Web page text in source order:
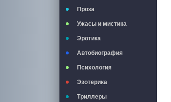
Проза
Ужасы и мистика
Эротика
Автобиография
Психология
Эзотерика
Триллеры